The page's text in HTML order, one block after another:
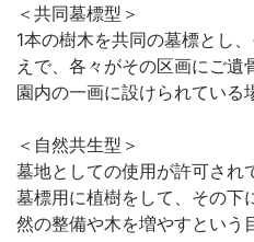
＜共同墓標型＞
1本の樹木を共同の墓標とし
えで、各々がその区画にご
園内の一画に設けられている
＜自然共生型＞
墓地としての使用が許可され
墓標用に植樹をして、その下
然の整備や木を増やすという